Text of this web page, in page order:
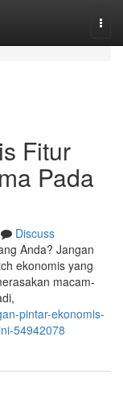
Fitur
Pada
Discuss
Anda? Jangan
ekonomis yang
macam-
pintar-ekonomis-
54942078